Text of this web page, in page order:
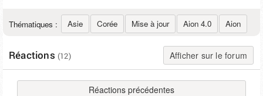
Thématiques : Asie Corée Mise à jour Aion 4.0 Aion
Réactions (12) Afficher sur le forum
Réactions précédentes